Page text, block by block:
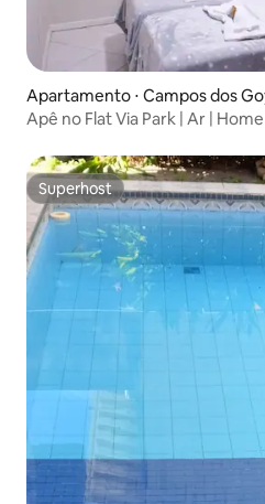
Apartamento ⋅ Campos dos
Apê no Flat Via Park | Ar |
Superhost
Superhost